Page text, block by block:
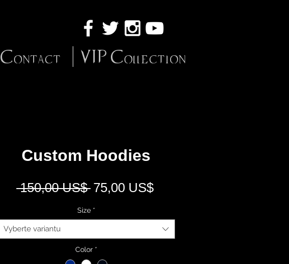
Contact VIP Collection
Custom Hoodies
150,00 US$ Běžná
75,00 US$Zvýhodněná
Size *
Vyberte variantu
Color *